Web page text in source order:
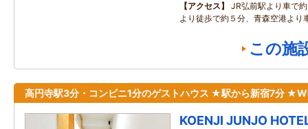
アクセス
JR弘前駅より車で
より徒歩で約５分、青森空港より
この施
高円寺駅3分・コンビニ1分のゲストハウス ★駅から新宿7分
KOENJI JUNJO